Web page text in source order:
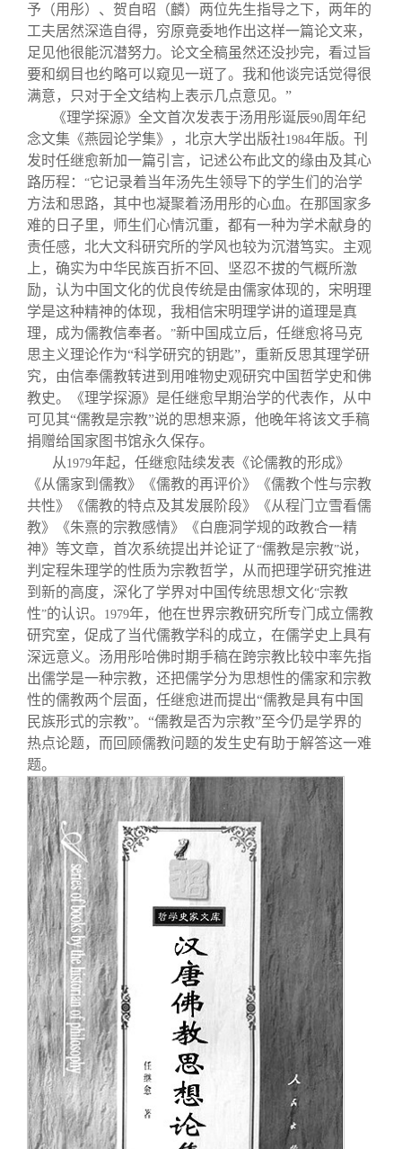
予（用彤）、贺自昭（麟）两位先生指导之下，两年的
工夫居然深造自得，穷原竟委地作出这样一篇论文来，
足见他很能沉潜努力。论文全稿虽然还没抄完，看过旨
要和纲目也约略可以窥见一斑了。我和他谈完话觉得很
满意，只对于全文结构上表示几点意见。”
《理学探源》全文首次发表于汤用彤诞辰90周年纪
念文集《燕园论学集》，北京大学出版社1984年版。刊
发时任继愈新加一篇引言，记述公布此文的缘由及其心
路历程： “它记录着当年汤先生领导下的学生们的治学
方法和思路，其中也凝聚着汤用彤的心血。在那国家多
难的日子里，师生们心情沉重，都有一种为学术献身的
责任感，北大文科研究所的学风也较为沉潜笃实。主观
上，确实为中华民族百折不回、坚忍不拔的气概所激
励，认为中国文化的优良传统是由儒家体现的，宋明理
学是这种精神的体现，我相信宋明理学讲的道理是真
理，成为儒教信奉者。 ”新中国成立后，任继愈将马克
思主义理论作为“科学研究的钥匙”，重新反思其理学研
究，由信奉儒教转进到用唯物史观研究中国哲学史和佛
教史。《理学探源》是任继愈早期治学的代表作，从中
可见其“儒教是宗教”说的思想来源，他晚年将该文手稿
捐赠给国家图书馆永久保存。
从 1979年起，任继愈陆续发表《论儒教的形成》
《从儒家到儒教》《儒教的再评价》《儒教个性与宗教
共性》《儒教的特点及其发展阶段》《从程门立雪看儒
教》《朱熹的宗教感情》《白鹿洞学规的政教合一精
神》等文章，首次系统提出并论证了“儒教是宗教”说，
判定程朱理学的性质为宗教哲学，从而把理学研究推进
到新的高度，深化了学界对中国传统思想文化“宗教
性”的认识。 1979年，他在世界宗教研究所专门成立儒教
研究室，促成了当代儒教学科的成立，在儒学史上具有
深远意义。汤用彤哈佛时期手稿在跨宗教比较中率先指
出儒学是一种宗教，还把儒学分为思想性的儒家和宗教
性的儒教两个层面，任继愈进而提出“儒教是具有中国
民族形式的宗教”。“儒教是否为宗教”至今仍是学界的
热点论题，而回顾儒教问题的发生史有助于解答这一难
题。